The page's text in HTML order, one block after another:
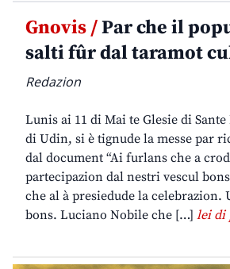
Gnovis /Par che il
salti fûr dal taramot
Redazion
Lunis ai 11 di Mai te Glesie di
di Udin, si è tignude la messe par
dal document “Ai furlans che a
partecipazion dal nestri vescul
che al à presiedude la celebrazion.
bons. Luciano Nobile che […] lei di